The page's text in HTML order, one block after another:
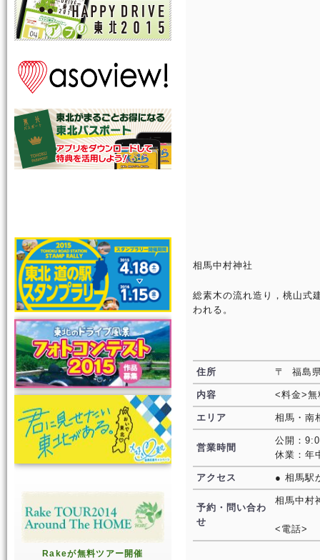
Rakeが無料ツアー開催
相馬中村神社
総素木の流れ造り，桃山式
われる。
住所 〒 福島
内容 <料金>無
エリア 相馬・南
営業時間
公開：
休業：年
アクセス ● 相馬駅
予約・問い合わ
せ
相馬中村
<電話>